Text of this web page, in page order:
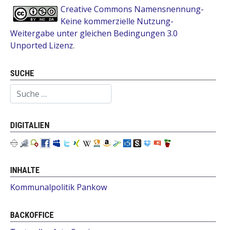
Creative Commons Namensnennung-
Keine kommerzielle Nutzung-
Weitergabe unter gleichen Bedingungen 3.0
Unported Lizenz.
SUCHE
Suchen
DIGITALIEN
INHALTE
Kommunalpolitik Pankow
BACKOFFICE